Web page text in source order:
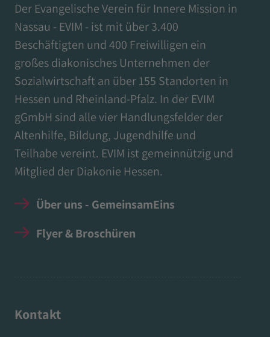
Der Evangelische Verein für Innere Mission in
Nassau - EVIM - ist mit über 3.400
Beschäftigten und 400 Freiwilligen ein
großes diakonisches Unternehmen der
Sozialwirtschaft an über 155 Standorten in
Hessen und Rheinland-Pfalz. In der EVIM
gGmbH sind alle vier Handlungsfelder der
Altenhilfe, Bildung, Jugendhilfe und
Teilhabe vereint. EVIM ist gemeinnützig und
Mitglied der Diakonie Hessen.
Über uns - GemeinsamEins
Flyer & Broschüren
Kontakt